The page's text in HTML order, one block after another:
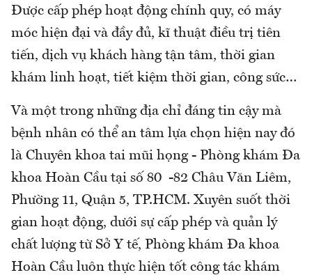
Được cấp phép hoạt động chính quy, có máy
móc hiện đại và đầy đủ, kĩ thuật điều trị tiên
tiến, dịch vụ khách hàng tận tâm, thời gian
khám linh hoạt, tiết kiệm thời gian, công sức…
Và một trong những địa chỉ đáng tin cậy mà
bệnh nhân có thể an tâm lựa chọn hiện nay đó
là Chuyên khoa tai mũi họng - Phòng khám Đa
khoa Hoàn Cầu tại số 80 -82 Châu Văn Liêm,
Phường 11, Quận 5, TP.HCM. Xuyên suốt thời
gian hoạt động, dưới sự cấp phép và quản lý
chất lượng từ Sở Y tế, Phòng khám Đa khoa
Hoàn Cầu luôn thực hiện tốt công tác khám